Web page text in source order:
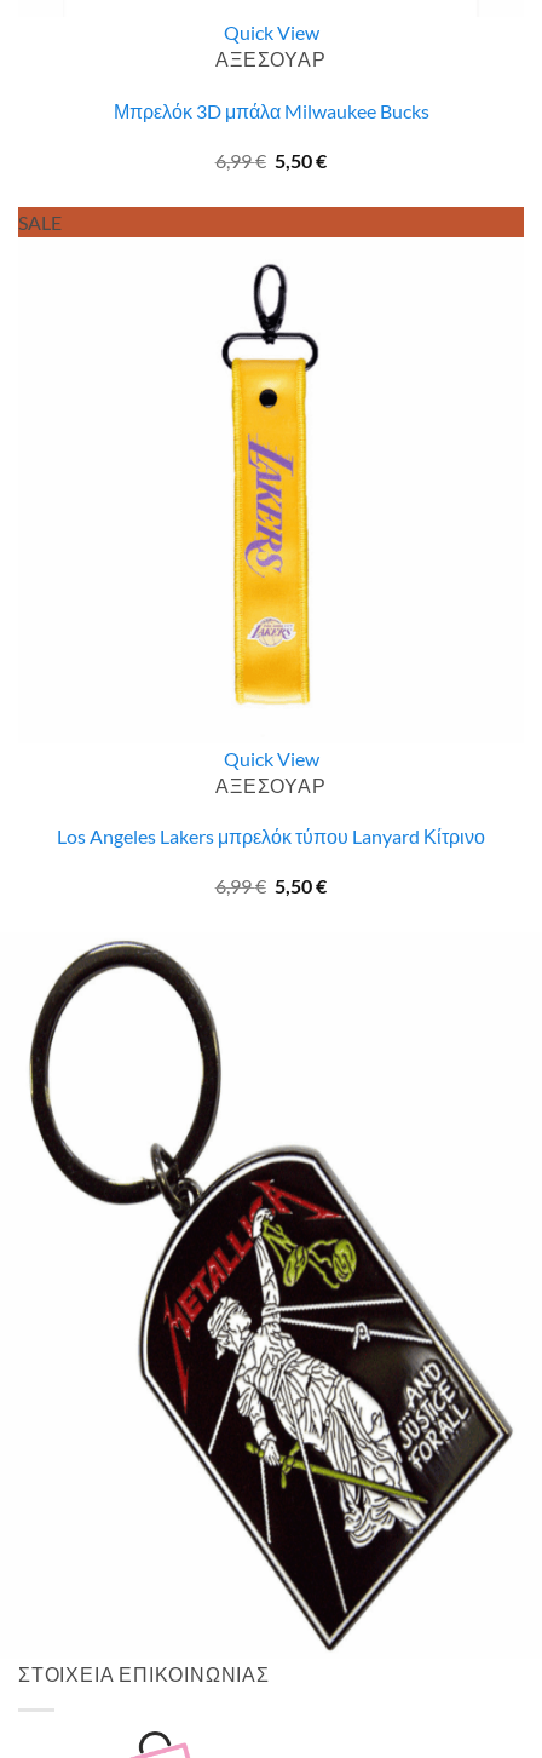
Quick View
ΑΞΕΣΟΥΑΡ
Μπρελόκ 3D μπάλα Milwaukee Bucks
6,99€ Original
price
5,50€Η
5,50 €.
SALE
Quick View
ΑΞΕΣΟΥΑΡ
Los Angeles Lakers μπρελόκ τύπου Lanyard Κίτρινο
6,99€ Original
5,50€Η
Quick View
ΑΞΕΣΟΥΑΡ
Μπρελόκ Metallica And Justice for All
€
ΣΤΟΙΧΕΙΑ ΕΠΙΚΟΙΝΩΝΙΑΣ